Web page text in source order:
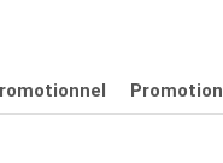
Promotion